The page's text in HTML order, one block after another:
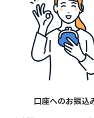
口座へのお振込